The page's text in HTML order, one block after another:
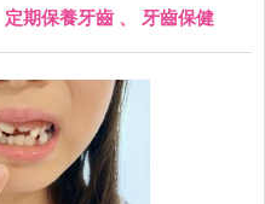
化處理的具體益處和可能的
定期保養牙齒 、 牙齒保健